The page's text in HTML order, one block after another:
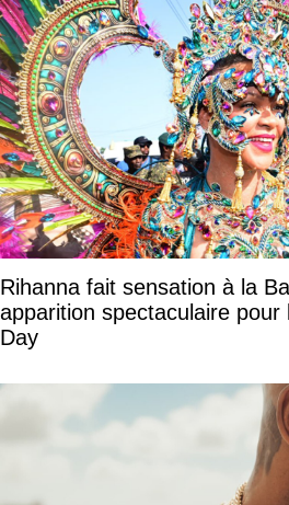
Rihanna fait sensation à la
apparition spectaculaire
Day